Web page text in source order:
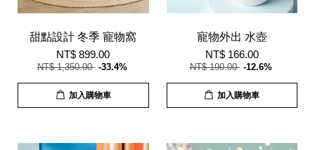
甜點設計 冬季 寵物窩
NT$ 899.00
NT$ 1,350.00 -33.4%
加入購物車
寵物外出 水壺
NT$ 166.00
NT$ 190.00 -12.6%
加入購物車